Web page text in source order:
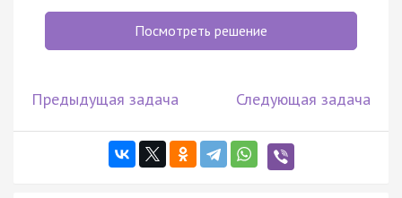
Посмотреть решение
Предыдущая задача Следующая задача